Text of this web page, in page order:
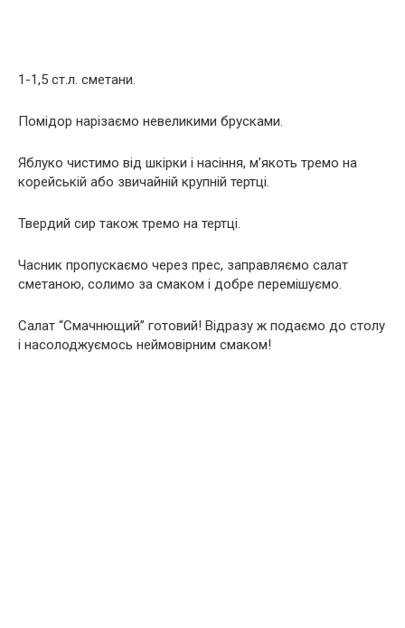
1-1,5 ст.л. сметани.
Помідор нарізаємо невеликими брусками.
Яблуко чистимо від шкірки і насіння, м’якоть тремо на
корейській або звичайній крупній тертці.
Твердий сир також тремо на тертці.
Часник пропускаємо через прес, заправляємо салат
сметаною, солимо за смаком і добре перемішуємо.
Салат “Смачнющий” готовий! Відразу ж подаємо до столу
і насолоджуємось неймовірним смаком!